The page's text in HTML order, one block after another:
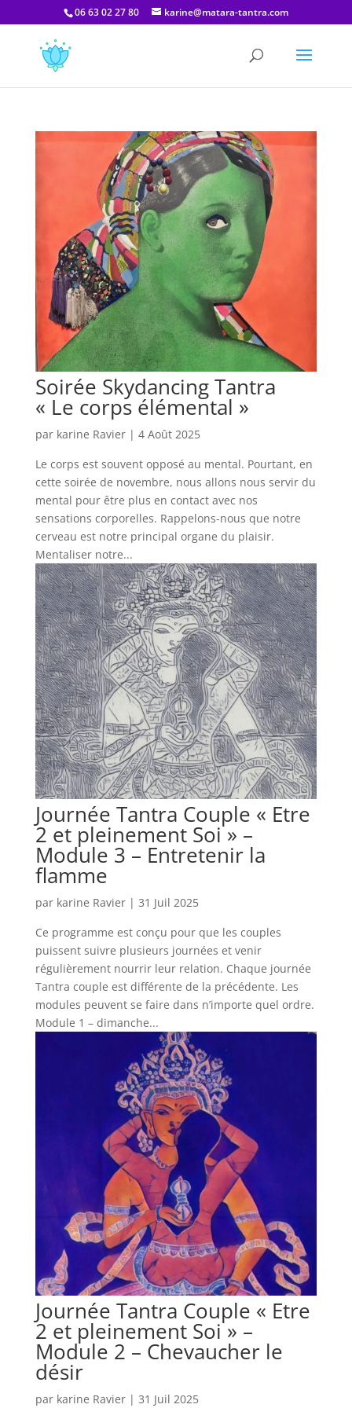
06 63 02 27 80 karine@matara-tantra.com
Soirée Skydancing Tantra
« Le corps élémental »
par karine Ravier| 4 Août 2025
Le corps est souvent opposé au mental. Pourtant, en
cette soirée de novembre, nous allons nous servir du
mental pour être plus en contact avec nos
sensations corporelles. Rappelons-nous que notre
cerveau est notre principal organe du plaisir.
Mentaliser notre...
Journée Tantra Couple « Etre
2 et pleinement Soi » –
Module 3 – Entretenir la
flamme
par karine Ravier| 31 Juil 2025
Ce programme est conçu pour que les couples
puissent suivre plusieurs journées et venir
régulièrement nourrir leur relation. Chaque journée
Tantra couple est différente de la précédente. Les
modules peuvent se faire dans n’importe quel ordre.
Module 1 – dimanche...
Journée Tantra Couple « Etre
2 et pleinement Soi » –
Module 2 – Chevaucher le
désir
par karine Ravier| 31 Juil 2025